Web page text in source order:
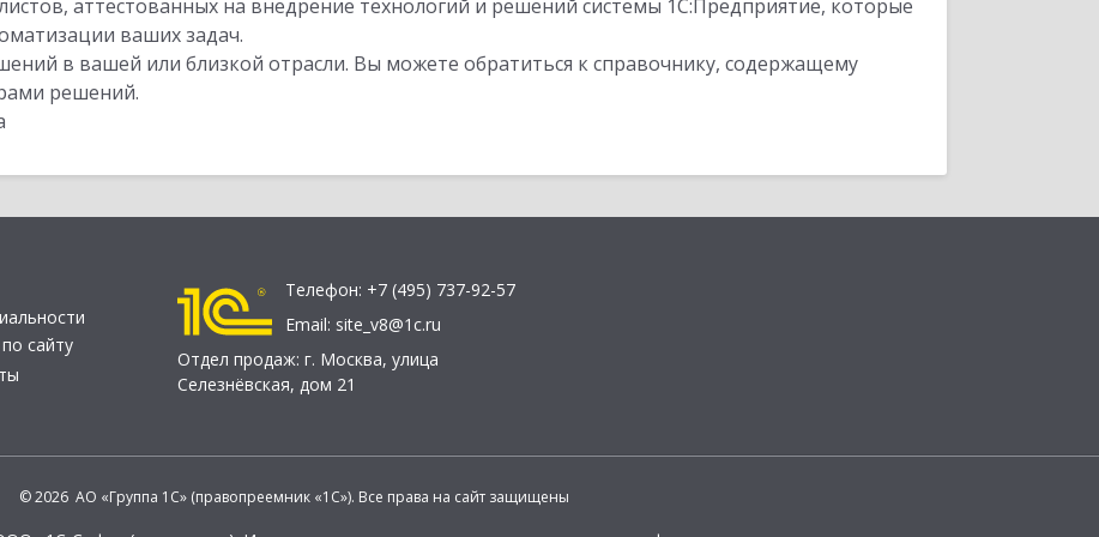
аттестованных на внедрение технологий и решений системы 1С:Предприятие, которые
ваших задач.
в вашей или близкой отрасли. Вы можете обратиться к справочнику, содержащему
решений.
сайту
Телефон: +7 (495) 737-92-57
Email: site_v8@1c.ru
Отдел продаж: г. Москва, улица
Селезнёвская, дом 21
© 2026 АО «Группа 1С» (правопреемник «1С»). Все права на сайт защищены